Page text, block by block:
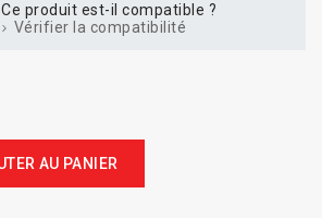
Ce produit est-il compatible ?
Vérifier la compatibilité
AU PANIER